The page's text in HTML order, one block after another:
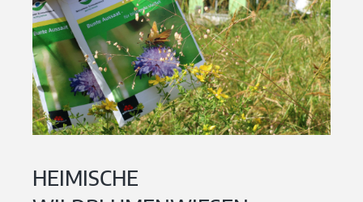
HEIMISCHE